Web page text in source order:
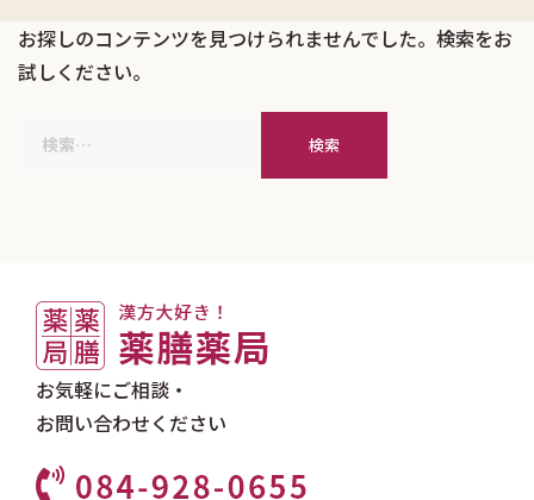
お探しのコンテンツを見つけられませんでした。検索をお
試しください。
お気軽にご相談・
お問い合わせください